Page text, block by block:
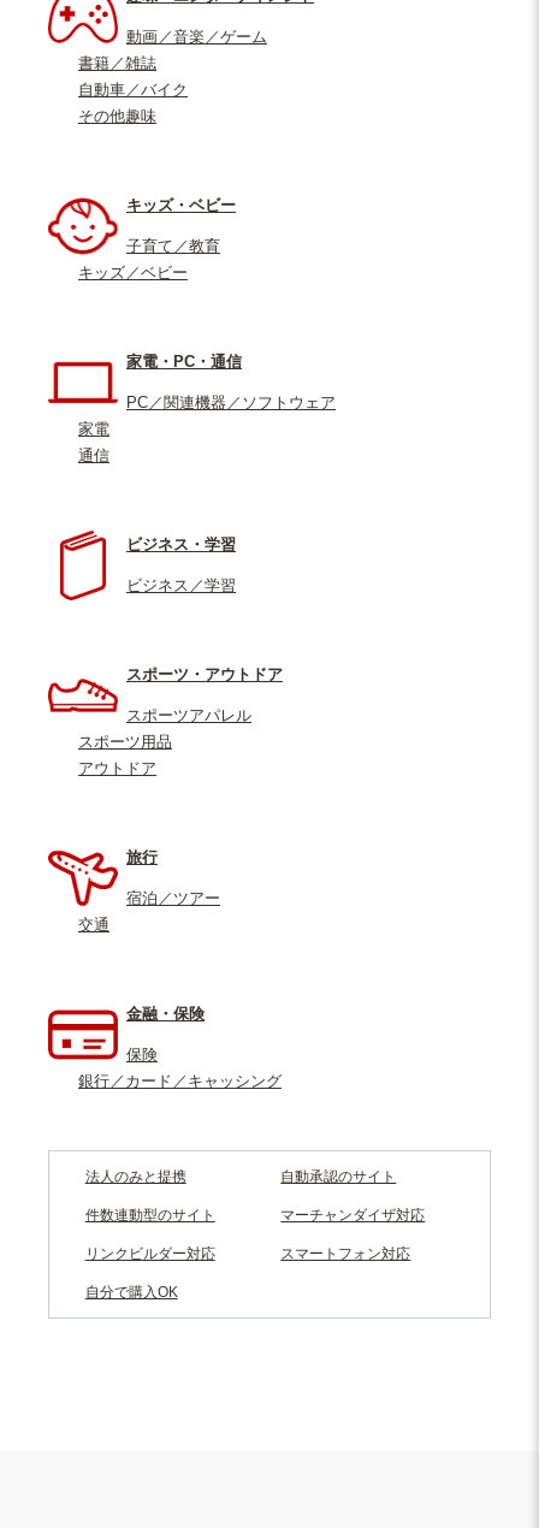
動画／音楽／ゲーム
書籍／雑誌
自動車／バイク
その他趣味
キッズ・ベビー
子育て／教育
キッズ／ベビー
家電・PC・通信
PC／関連機器／ソフトウェア
家電
通信
ビジネス・学習
ビジネス／学習
スポーツ・アウトドア
スポーツアパレル
スポーツ用品
アウトドア
旅行
宿泊／ツアー
交通
金融・保険
保険
銀行／カード／キャッシング
法人のみと提携 自動承認のサイト
件数連動型のサイト マーチャンダイザ対応
リンクビルダー対応 スマートフォン対応
自分で購入OK